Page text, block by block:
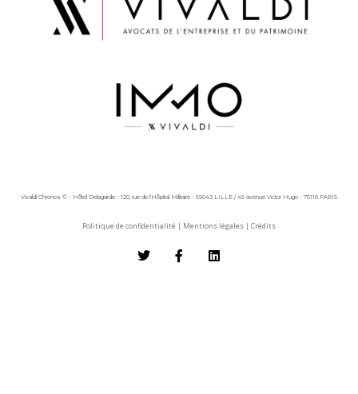
Vivaldi Chronos © - Hôtel Delagarde - 120, rue de l'Hôpital Militaire - 59043 LILLE / 45 avenue Victor Hugo - 75116 PARIS
Politique de confidentialité | Mentions légales | Crédits